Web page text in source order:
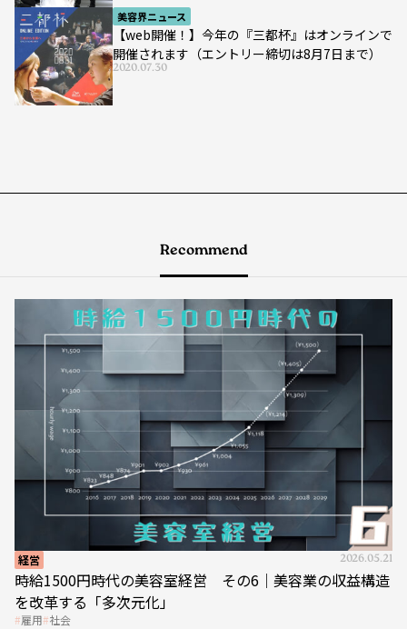
美容界ニュース
【web開催！】今年の『三都杯』はオンラインで
開催されます（エントリー締切は8月7日まで）
2020.07.30
Recommend
経営 2026.05.21
時給1500円時代の美容室経営 その6｜美容業の収益構造
を改革する「多次元化」
雇用 社会